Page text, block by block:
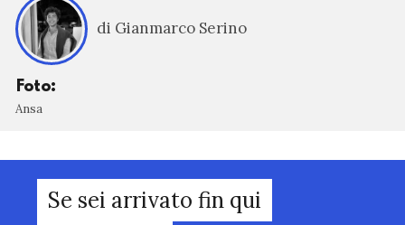
di Gianmarco Serino
Foto:
Ansa
Se sei arrivato fin qui